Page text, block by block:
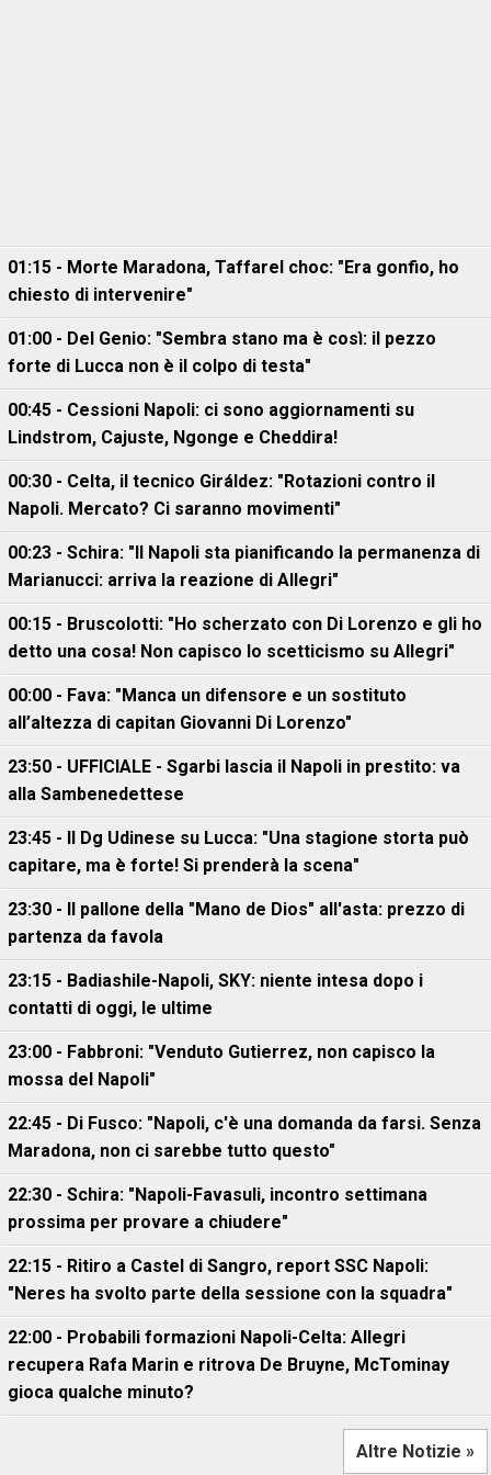
01:15 - Morte Maradona, Taffarel choc: "Era gonfio, ho
chiesto di intervenire"
01:00 - Del Genio: "Sembra stano ma è così: il pezzo
forte di Lucca non è il colpo di testa"
00:45 - Cessioni Napoli: ci sono aggiornamenti su
Lindstrom, Cajuste, Ngonge e Cheddira!
00:30 - Celta, il tecnico Giráldez: "Rotazioni contro il
Napoli. Mercato? Ci saranno movimenti"
00:23 - Schira: "Il Napoli sta pianificando la permanenza di
Marianucci: arriva la reazione di Allegri"
00:15 - Bruscolotti: "Ho scherzato con Di Lorenzo e gli ho
detto una cosa! Non capisco lo scetticismo su Allegri"
00:00 - Fava: "Manca un difensore e un sostituto
all’altezza di capitan Giovanni Di Lorenzo"
23:50 - UFFICIALE - Sgarbi lascia il Napoli in prestito: va
alla Sambenedettese
23:45 - Il Dg Udinese su Lucca: "Una stagione storta può
capitare, ma è forte! Si prenderà la scena"
23:30 - Il pallone della "Mano de Dios" all'asta: prezzo di
partenza da favola
23:15 - Badiashile-Napoli, SKY: niente intesa dopo i
contatti di oggi, le ultime
23:00 - Fabbroni: "Venduto Gutierrez, non capisco la
mossa del Napoli"
22:45 - Di Fusco: "Napoli, c'è una domanda da farsi. Senza
Maradona, non ci sarebbe tutto questo"
22:30 - Schira: "Napoli-Favasuli, incontro settimana
prossima per provare a chiudere"
22:15 - Ritiro a Castel di Sangro, report SSC Napoli:
"Neres ha svolto parte della sessione con la squadra"
22:00 - Probabili formazioni Napoli-Celta: Allegri
recupera Rafa Marin e ritrova De Bruyne, McTominay
gioca qualche minuto?
Altre Notizie »